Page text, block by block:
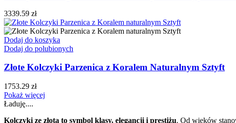
3339.59 zł
Dodaj do koszyka
Dodaj do polubionych
Złote Kolczyki Parzenica z Koralem Naturalnym Sztyft
1753.29 zł
Pokaż więcej
Ładuję....
Kolczyki ze złota to symbol klasy, elegancji i prestiżu. Od wieków